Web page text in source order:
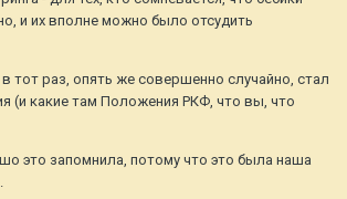
и их вполне можно было отсудить
тот раз, опять же совершенно случайно, стал
(и какие там Положения РКФ, что вы, что
это запомнила, потому что это была наша